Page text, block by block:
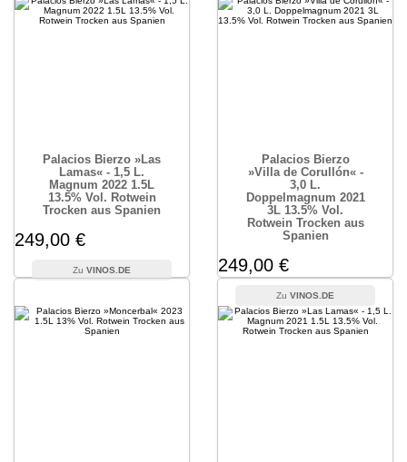
Palacios Bierzo »Las
Lamas« - 1,5 L.
Magnum 2022 1.5L
13.5% Vol. Rotwein
Trocken aus Spanien
249,00 €
VINOS.DE
Palacios Bierzo
»Villa de Corullón« -
3,0 L.
Doppelmagnum 2021
3L 13.5% Vol.
Rotwein Trocken aus
Spanien
249,00 €
VINOS.DE